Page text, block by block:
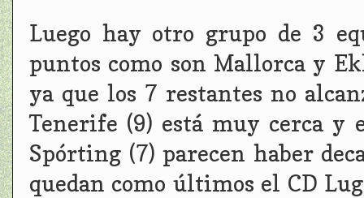
Luego hay otro grupo de 3
puntos como son Mallorca y
ya que los 7 restantes no
Tenerife (9) está muy cerca y
Spórting (7) parecen haber
quedan como últimos el CD